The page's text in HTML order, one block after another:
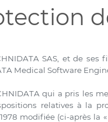
SAS, et de ses
Medical Software
qui a pris les
relatives à la
modifiée (ci-après la